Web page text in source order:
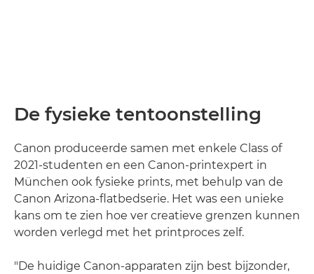
De fysieke tentoonstelling
Canon produceerde samen met enkele Class of
2021-studenten en een Canon-printexpert in
München ook fysieke prints, met behulp van de
Canon Arizona-flatbedserie. Het was een unieke
kans om te zien hoe ver creatieve grenzen kunnen
worden verlegd met het printproces zelf.
"De huidige Canon-apparaten zijn best bijzonder,